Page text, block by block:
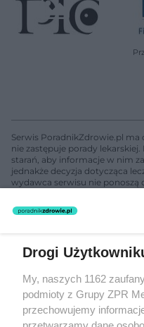
Serwis PoradnikZdrowie.pl
nie zastępuje porady
starań, aby informacje w nim
jednakże decyzja dotycząca
wydawca serwisu nie ponoszą
nie prowadzi działalności
świadczeń zdrowotnych w
Żaden utwór zamieszczony w
rozpowszechniany lub dalej
(w tym także elektroniczny
eksploatacji w jakiejkolwiek
Internecie bez pisemnej zgody
Drogi
My, naszych 1162
podmioty z Grupy ZPR
przechowujemy